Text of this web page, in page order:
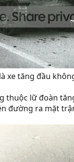
xe tăng đầu
thuộc lữ đoàn
đường ra mặt